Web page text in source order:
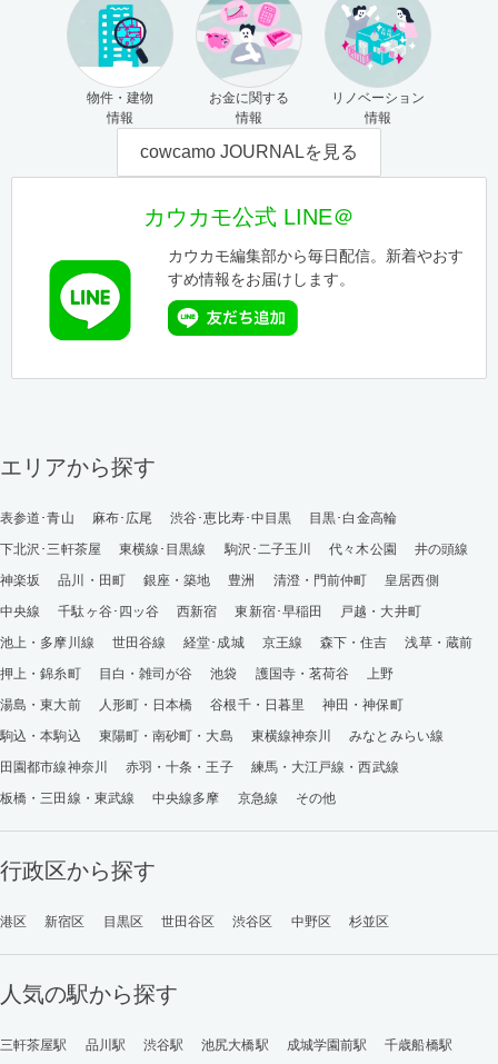
物件・建物
情報
お金に関する
情報
リノベーション
情報
cowcamo JOURNALを見る
カウカモ公式 LINE＠
カウカモ編集部から毎日配信。新着やおす
すめ情報をお届けします。
エリアから探す
表参道･青山 麻布･広尾 渋谷･恵比寿･中目黒
目黒･白金高輪
下北沢･三軒茶屋
東横線･目黒線 駒沢･二子玉川 代々木公園
井の頭線
神楽坂
品川・田町 銀座・築地 豊洲 清澄・門前仲町
皇居西側
中央線
千駄ヶ谷･四ッ谷 西新宿 東新宿･早稲田
戸越・大井町
池上・多摩川線
世田谷線 経堂･成城 京王線 森下・住吉
浅草・蔵前
押上・錦糸町
目白・雑司が谷 池袋 護国寺・茗荷谷
上野
湯島・東大前
人形町・日本橋 谷根千・日暮里
神田・神保町
駒込・本駒込
東陽町・南砂町・大島 東横線神奈川
みなとみらい線
田園都市線神奈川
赤羽・十条・王子
練馬・大江戸線・西武線
板橋・三田線・東武線
中央線多摩 京急線 その他
行政区から探す
港区 新宿区 目黒区 世田谷区 渋谷区 中野区 杉並区
人気の駅から探す
三軒茶屋駅 品川駅 渋谷駅 池尻大橋駅 成城学園前駅
千歳船橋駅